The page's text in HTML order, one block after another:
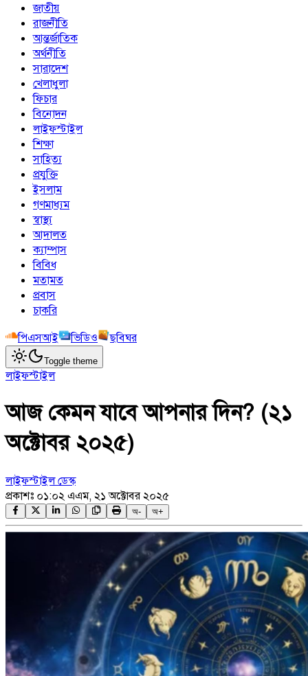
জাতীয়
রাজনীতি
আন্তর্জাতিক
অর্থনীতি
সারাদেশ
খেলাধুলা
ফিচার
বিনোদন
লাইফস্টাইল
শিক্ষা
সাহিত্য
প্রযুক্তি
ইসলাম
গণমাধ্যম
স্বাস্থ্য
আদালত
ক্যাম্পাস
বিবিধ
মতামত
প্রবাস
চাকরি
পিএসআই
ভিডিও ছবিঘর
Toggle theme
লাইফস্টাইল
আজ কেমন যাবে আপনার দিন? (২১
অক্টোবর ২০২৫)
লাইফস্টাইল ডেস্ক
প্রকাশঃ ০১:০২ এএম, ২১ অক্টোবর ২০২৫
অ- অ+